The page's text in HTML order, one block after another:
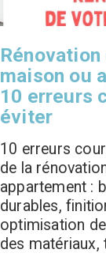
maison ou
10 erreurs
éviter
10 erreurs
de la
appartement :
durables,
optimisation
des matériaux,